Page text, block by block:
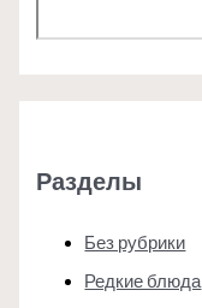
Разделы
Без рубрики
Редкие блюда